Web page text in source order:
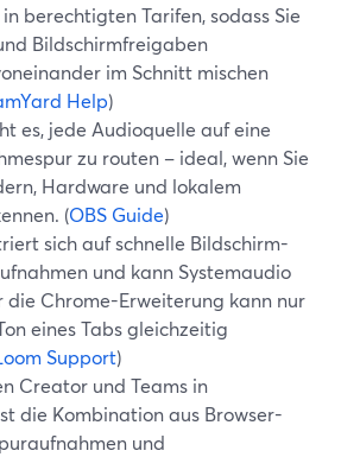
berechtigten Tarifen, sodass Sie
Bildschirmfreigaben
im Schnitt mischen
Help)
es, jede Audioquelle auf eine
zu routen – ideal, wenn Sie
Hardware und lokalem
(OBS Guide)
sich auf schnelle Bildschirm-
und kann Systemaudio
die Chrome-Erweiterung kann nur
eines Tabs gleichzeitig
Support)
Creator und Teams in
die Kombination aus Browser-
und